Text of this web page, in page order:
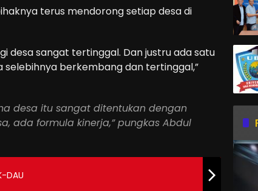
terus mendorong setiap desa di
desa sangat tertinggal. Dan justru ada satu
berkembang dan tertinggal,”
desa itu sangat ditentukan dengan
ada formula kinerja,” pungkas Abdul
DAU